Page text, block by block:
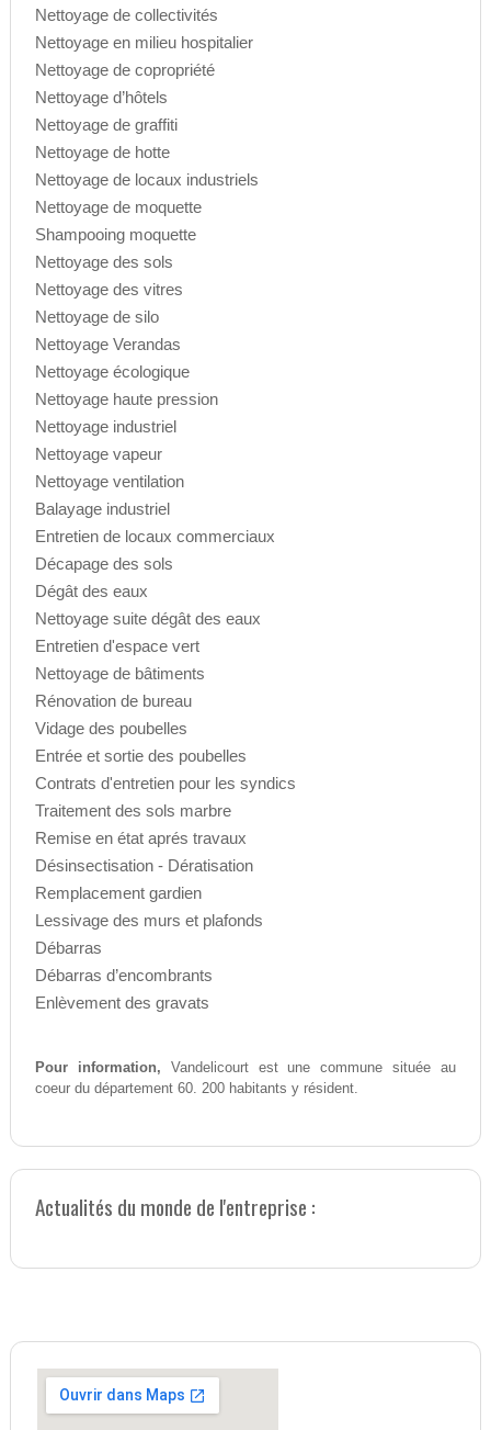
Nettoyage de collectivités
Nettoyage en milieu hospitalier
Nettoyage de copropriété
Nettoyage d’hôtels
Nettoyage de graffiti
Nettoyage de hotte
Nettoyage de locaux industriels
Nettoyage de moquette
Shampooing moquette
Nettoyage des sols
Nettoyage des vitres
Nettoyage de silo
Nettoyage Verandas
Nettoyage écologique
Nettoyage haute pression
Nettoyage industriel
Nettoyage vapeur
Nettoyage ventilation
Balayage industriel
Entretien de locaux commerciaux
Décapage des sols
Dégât des eaux
Nettoyage suite dégât des eaux
Entretien d'espace vert
Nettoyage de bâtiments
Rénovation de bureau
Vidage des poubelles
Entrée et sortie des poubelles
Contrats d'entretien pour les syndics
Traitement des sols marbre
Remise en état aprés travaux
Désinsectisation - Dératisation
Remplacement gardien
Lessivage des murs et plafonds
Débarras
Débarras d’encombrants
Enlèvement des gravats
Pour information, Vandelicourt est une commune située au
coeur du département 60. 200 habitants y résident.
Actualités du monde de l'entreprise :